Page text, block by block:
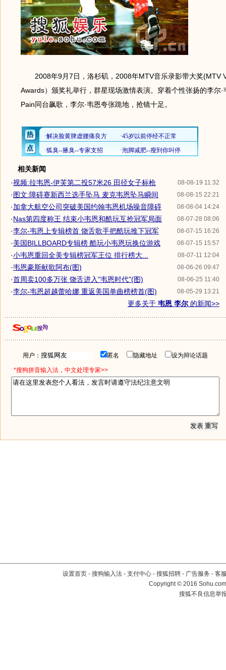
2008年9月7日，洛杉矶，2008年MTV音乐录影带大奖(MTV
Awards）颁奖礼举行，群星现场激情表演。穿着个性张扬的李尔
Pain同台飙歌，李尔·韦恩夸张跪地，抢镜十足。
相关新闻
08-08-19 11:32
·视频:拉韦恩-伊芙第二投57米26 田径女子标枪
08-08-15 22:21
·图文:障碍赛新西兰选手坠马 麦克韦恩坠马瞬间
08-08-04 14:24
·加拿大航空公司突破美国约翰韦恩机场噪音障碍
08-07-28 08:06
·Nas第四度称王 结束小韦恩和酷玩互抢冠军局面
08-07-15 16:26
·李尔-韦恩上专辑榜首 饶舌歌手把酷玩推下冠军
08-07-15 15:57
·美国BILLBOARD专辑榜 酷玩小韦恩玩换位游戏
08-07-11 12:04
·小韦恩重回全美专辑榜冠军王位 排行榜大...
08-06-26 09:47
·韦恩豪斯献歌阿布(图)
08-06-25 11:40
·首周卖100多万张 饶舌进入"韦恩时代"(图)
08-05-29 13:21
·李尔-韦恩超越蕾哈娜 重返美国单曲榜榜首(图)
更多关于 韦恩 李尔 的新闻>>
用户： 匿名 隐藏地址 设为辩论话题
*搜狗拼音输入法，中文处理专家>>
设置首页 - 搜狗输入法 - 支付中心 - 搜狐招聘 - 广告服务 - 客
Copyright©2016
搜狐不良信息举